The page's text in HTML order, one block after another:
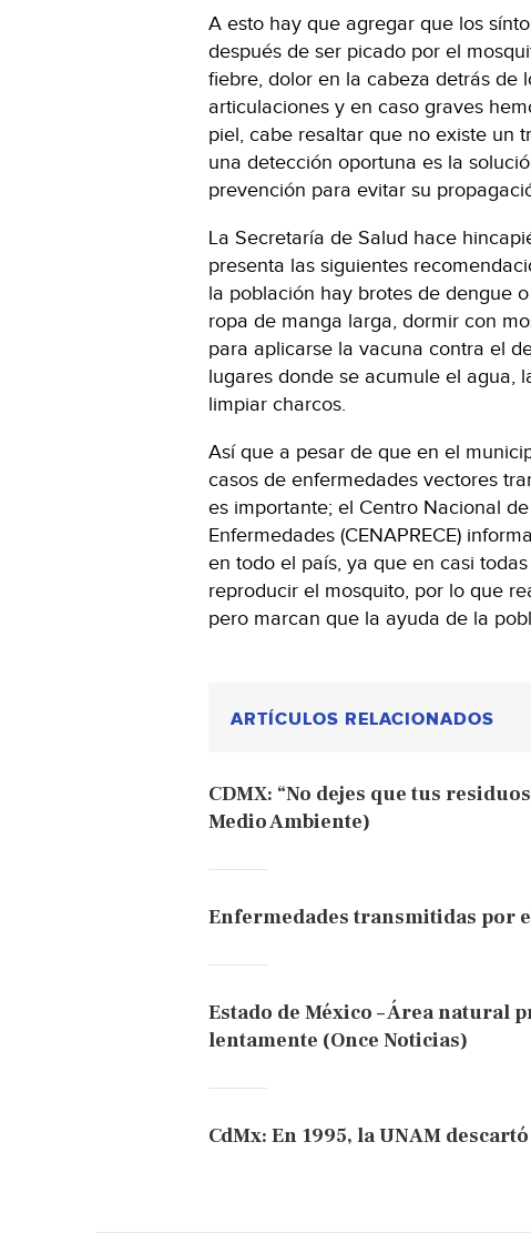
A esto hay que agregar que los
después de ser picado por el
fiebre, dolor en la cabeza detrás de
articulaciones y en caso graves
piel, cabe resaltar que no existe un
una detección oportuna es la
prevención para evitar su
La Secretaría de Salud hace
presenta las siguientes
la población hay brotes de dengue
ropa de manga larga, dormir con
para aplicarse la vacuna contra el
lugares donde se acumule el agua,
limpiar charcos.
Así que a pesar de que en el
casos de enfermedades vectores
es importante; el Centro Nacional
Enfermedades (CENAPRECE)
en todo el país, ya que en casi
reproducir el mosquito, por lo que
pero marcan que la ayuda de la
ARTÍCULOS RELACIONADOS
CDMX: “No dejes que tus
Medio Ambiente)
Enfermedades transmitidas por
Estado de México – Área natural
lentamente (Once Noticias)
CdMx: En 1995, la UNAM